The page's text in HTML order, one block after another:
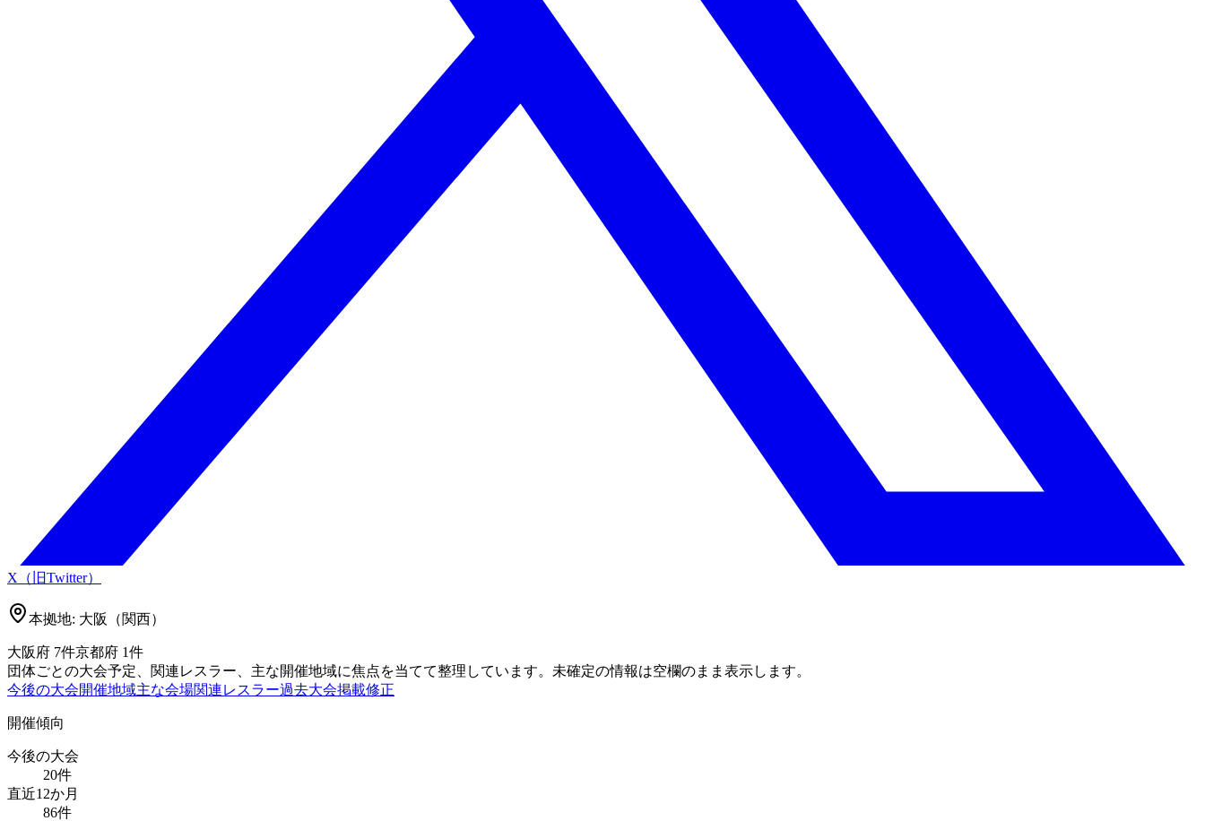
X（旧Twitter）
本拠地: 大阪（関西）
大阪府 7件京都府 1件
団体ごとの大会予定、関連レスラー、主な開催地域に焦点を当てて整理しています。未確定の情報は空欄のまま表示します。
今後の大会開催地域主な会場関連レスラー過去大会掲載修正
開催傾向
今後の大会
20件
直近12か月
86件